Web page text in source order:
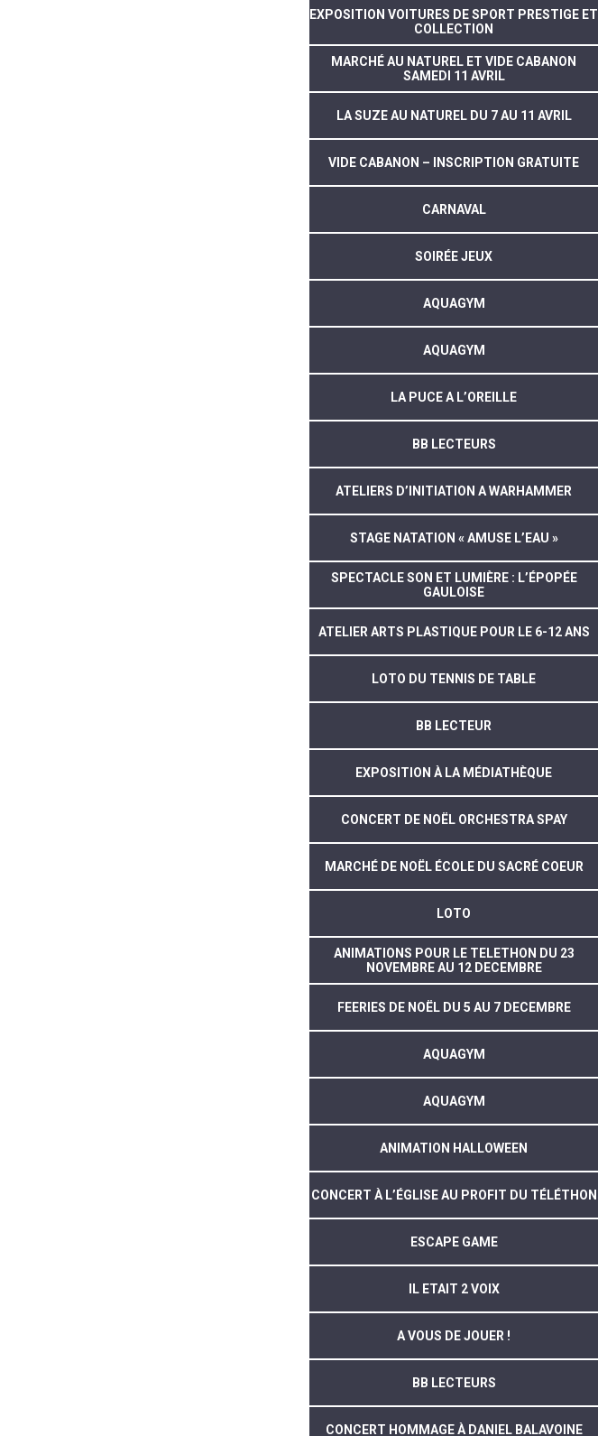
EXPOSITION VOITURES DE SPORT PRESTIGE ET
COLLECTION
MARCHÉ AU NATUREL ET VIDE CABANON
SAMEDI 11 AVRIL
LA SUZE AU NATUREL DU 7 AU 11 AVRIL
VIDE CABANON – INSCRIPTION GRATUITE
CARNAVAL
SOIRÉE JEUX
AQUAGYM
AQUAGYM
LA PUCE A L’OREILLE
BB LECTEURS
ATELIERS D’INITIATION A WARHAMMER
STAGE NATATION « AMUSE L’EAU »
SPECTACLE SON ET LUMIÈRE : L’ÉPOPÉE
GAULOISE
ATELIER ARTS PLASTIQUE POUR LE 6-12 ANS
LOTO DU TENNIS DE TABLE
BB LECTEUR
EXPOSITION À LA MÉDIATHÈQUE
CONCERT DE NOËL ORCHESTRA SPAY
MARCHÉ DE NOËL ÉCOLE DU SACRÉ COEUR
LOTO
ANIMATIONS POUR LE TELETHON DU 23
NOVEMBRE AU 12 DECEMBRE
FEERIES DE NOËL DU 5 AU 7 DECEMBRE
AQUAGYM
AQUAGYM
ANIMATION HALLOWEEN
CONCERT À L’ÉGLISE AU PROFIT DU TÉLÉTHON
ESCAPE GAME
IL ETAIT 2 VOIX
A VOUS DE JOUER !
BB LECTEURS
CONCERT HOMMAGE À DANIEL BALAVOINE